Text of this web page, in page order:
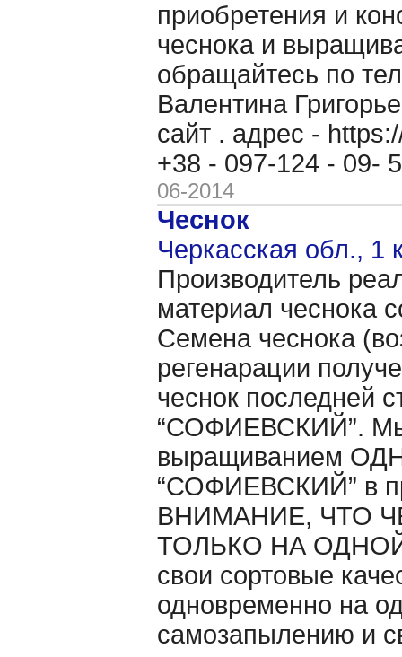
приобретения и
чеснока и
обращайтесь по
Валентина
сайт . адрес -
+38 - 097-124 - 09-
06-2014
Чеснок
Черкасская обл., 1
Производитель
материал чеснока
Семена чеснока
регенарации
чеснок последней
“СОФИЕВСКИЙ”. Мы
выращиванием
“СОФИЕВСКИЙ” в
ВНИМАНИЕ, ЧТО
ТОЛЬКО НА ОДНОЙ
свои сортовые
одновременно на
самозапылению и